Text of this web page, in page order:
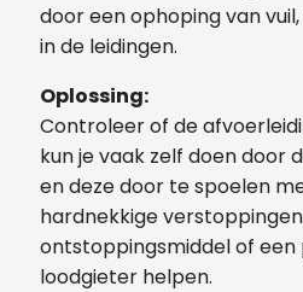
door een ophoping van
in de leidingen.
Oplossing:
Controleer of de
kun je vaak zelf doen door
en deze door te spoelen
hardnekkige
ontstoppingsmiddel of een
loodgieter helpen.